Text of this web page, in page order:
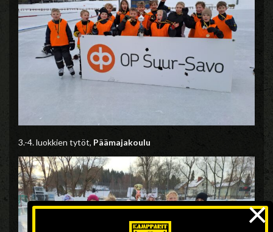
3.-4. luokkien tytöt, Päämajakoulu
×